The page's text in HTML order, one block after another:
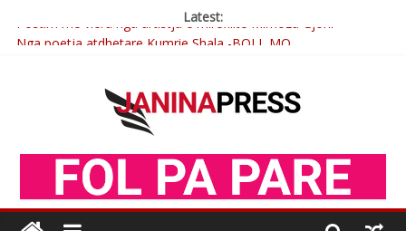
Latest:
Postim me vlera nga artistja e mirëfilltë Mimoza Gjoni
Nga poetja atdhetare Kumrie Shala -BOLL MO
Çlirimtari Mentor Mushkolaj nderohet me mirenjohje nga
Xhevdet Qeriqi Dega e invalidëve në Fushë Kosovë